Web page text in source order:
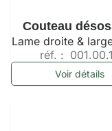
Couteau
Lame droite &
réf. :
Voir détails